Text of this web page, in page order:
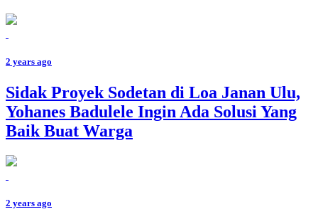
2 years ago
Sidak Proyek Sodetan di Loa Janan Ulu,
Yohanes Badulele Ingin Ada Solusi Yang
Baik Buat Warga
2 years ago